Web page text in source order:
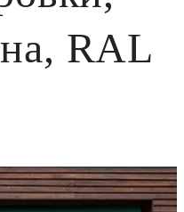
RAL